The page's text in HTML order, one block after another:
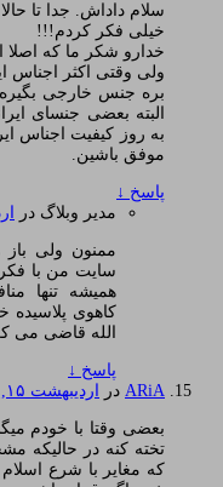
سلام داداش. جدا تا
خیلی فکر کردم!!!
خدارو شکر ما که اصلا
ولی وقتی اکثر اجناس
بره جنس خارجی بگیره.
البته بعضی جنسای
به روز کیفیت اجناس
موفق باشین.
پاسخ ↓
مدیر وبلاگ در
ممنون ولی
سایت من با
همیشه تنها
کاهوی
الله قاضی می
پاسخ ↓
ARiA در اردیبهشت ۱۵, ۱۳۹۲ در ۹:۴۲ ق٫ظ
بعضی وقتا با خودم
تخته کنه در حالیکه
که مغایر با شرع